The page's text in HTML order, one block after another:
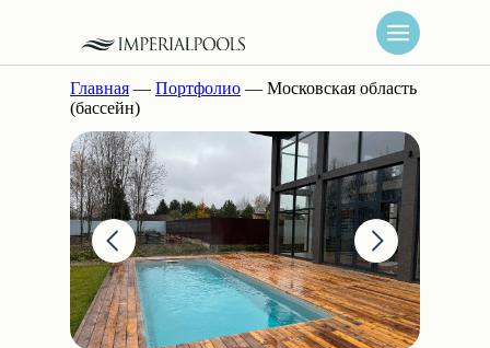
Главная — Портфолио — Московская область
(бассейн)